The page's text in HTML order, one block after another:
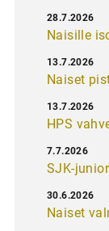
Naisille
28.7.2026
Naiset
13.7.2026
HPS
13.7.2026
SJK-
7.7.2026
Naiset
30.6.2026